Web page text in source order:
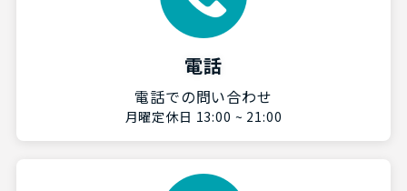
電話
電話での問い合わせ
月曜定休日 13:00 ~ 21:00